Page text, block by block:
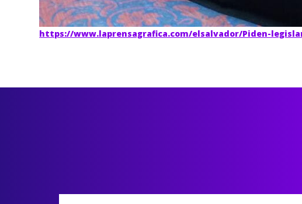
https://www.laprensagrafica.com/elsalvador/Piden-